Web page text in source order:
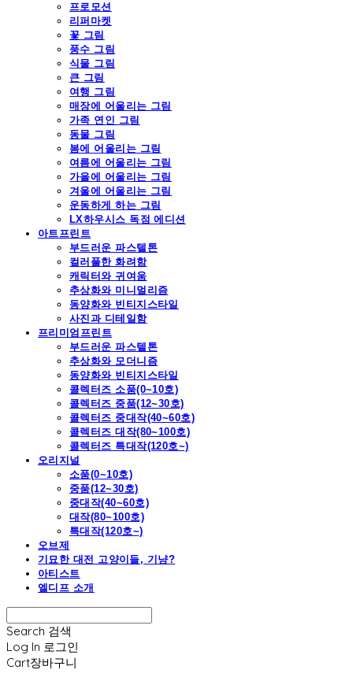
프로모션
리퍼마켓
꽃 그림
풍수 그림
식물 그림
큰 그림
여행 그림
매장에 어울리는 그림
가족 연인 그림
동물 그림
봄에 어울리는 그림
여름에 어울리는 그림
가을에 어울리는 그림
겨울에 어울리는 그림
운동하게 하는 그림
LX하우시스 독점 에디션
아트프린트
부드러운 파스텔톤
컬러풀한 화려함
캐릭터와 귀여움
추상화와 미니멀리즘
동양화와 빈티지스타일
사진과 디테일함
프리미엄프린트
부드러운 파스텔톤
추상화와 모더니즘
동양화와 빈티지스타일
콜렉터즈 소품(0~10호)
콜렉터즈 중품(12~30호)
콜렉터즈 중대작(40~60호)
콜렉터즈 대작(80~100호)
콜렉터즈 특대작(120호~)
오리지널
소품(0~10호)
중품(12~30호)
중대작(40~60호)
대작(80~100호)
특대작(120호~)
오브제
기묘한 대전 고양이들, 기냥?
아티스트
엘디프 소개
Search 검색
Log In 로그인
Cart장바구니